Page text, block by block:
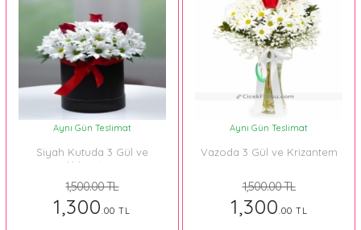
Aynı Gün Teslimat
Siyah Kutuda 3 Gül ve
Krizantem
1,500.00 TL
1,300.00 TL
Aynı Gün Teslimat
Vazoda 3 Gül ve Krizantem
1,500.00 TL
1,300.00 TL